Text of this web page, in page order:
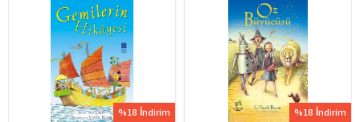
%18 İndirim %18 İndirim